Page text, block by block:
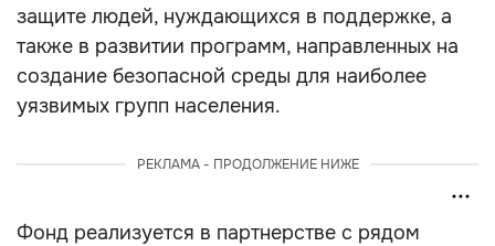
защите людей, нуждающихся в поддержке, а
также в развитии программ, направленных на
создание безопасной среды для наиболее
уязвимых групп населения.
РЕКЛАМА - ПРОДОЛЖЕНИЕ НИЖЕ
Фонд реализуется в партнерстве с рядом